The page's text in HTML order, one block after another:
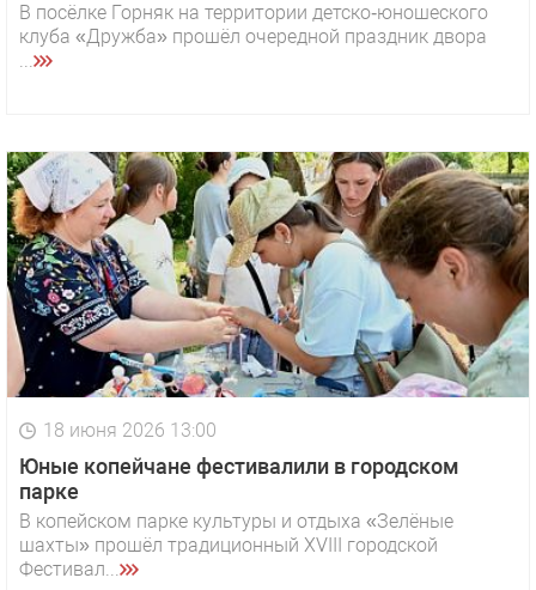
В посёлке Горняк на территории детско‑юношеского
клуба «Дружба» прошёл очередной праздник двора
...
18 июня 2026 13:00
Юные копейчане фестивалили в городском
парке
В копейском парке культуры и отдыха «Зелёные
шахты» прошёл традиционный XVIII городской
Фестивал...